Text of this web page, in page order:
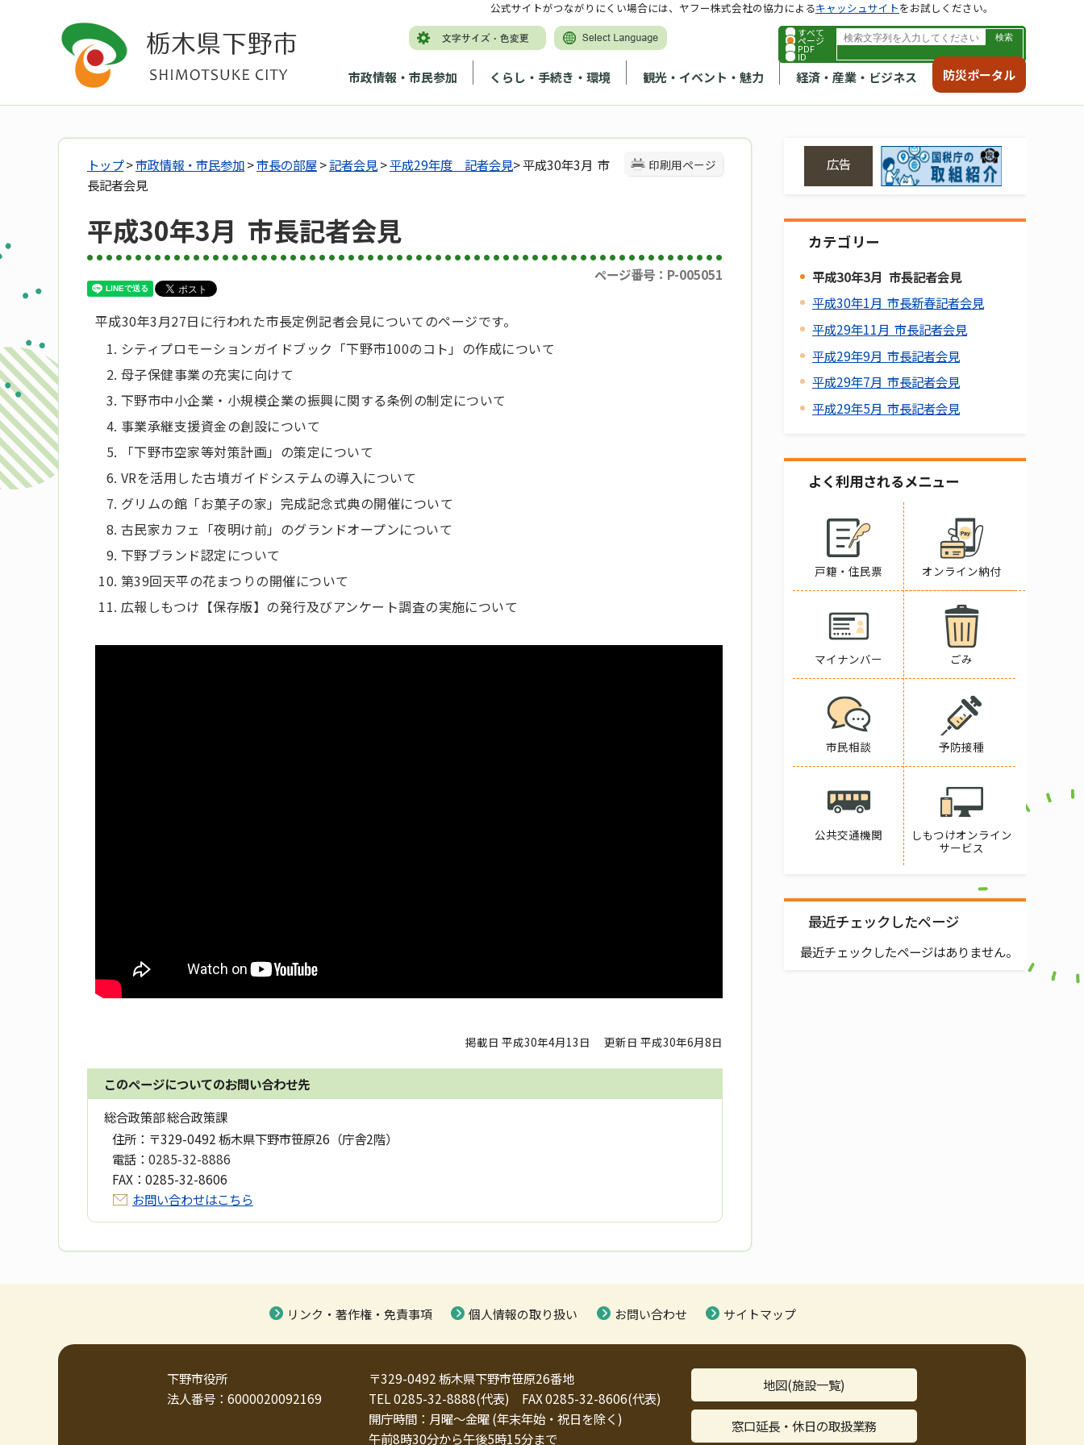
すべて
ページ
PDF
ID
市政情報・市民参加 くらし・手続き・環境 観光・イベント・魅力 経済・産業・ビジネス 防災ポータル
公式サイトがつながりにくい場合には、ヤフー株式会社の協力によるキャッシュサイトをお試しください。
印刷用ページ
トップ>市政情報・市民参加>市長の部屋>記者会見>平成29年度 記者会見> 平成30年3月 市
長記者会見
平成30年3月 市長記者会見
ページ番号：P-005051
平成30年3月27日に行われた市長定例記者会見についてのページです。
シティプロモーションガイドブック「下野市100のコト」の作成について
母子保健事業の充実に向けて
下野市中小企業・小規模企業の振興に関する条例の制定について
事業承継支援資金の創設について
「下野市空家等対策計画」の策定について
VRを活用した古墳ガイドシステムの導入について
グリムの館「お菓子の家」完成記念式典の開催について
古民家カフェ「夜明け前」のグランドオープンについて
下野ブランド認定について
第39回天平の花まつりの開催について
広報しもつけ【保存版】の発行及びアンケート調査の実施について
掲載日 平成30年4月13日 更新日 平成30年6月8日
このページについてのお問い合わせ先
総合政策部 総合政策課
住所： 〒329-0492 栃木県下野市笹原26（庁舎2階）
電話： 0285-32-8886
FAX： 0285-32-8606
お問い合わせはこちら
広告
カテゴリー
平成30年3月 市長記者会見
平成30年1月 市長新春記者会見
平成29年11月 市長記者会見
平成29年9月 市長記者会見
平成29年7月 市長記者会見
平成29年5月 市長記者会見
よく利用されるメニュー
戸籍・住民票 オンライン納付
マイナンバー ごみ
市民相談 予防接種
公共交通機関
しもつけオンライン
サービス
最近チェックしたページ
最近チェックしたページはありません。
リンク・著作権・免責事項 個人情報の取り扱い お問い合わせ サイトマップ
下野市役所
法人番号：6000020092169
〒329-0492 栃木県下野市笹原26番地
TEL 0285-32-8888(代表) FAX 0285-32-8606(代表)
開庁時間：月曜～金曜 (年末年始・祝日を除く)
午前8時30分から午後5時15分まで
地図(施設一覧)
窓口延長・休日の取扱業務